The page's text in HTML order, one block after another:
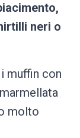
neri o
muffin con
molto